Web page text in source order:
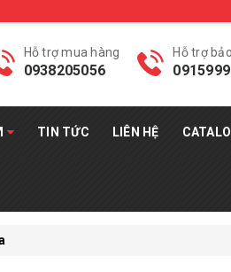
Hỗ trợ mua hàng
0938205056
Hỗ trợ
TIN TỨC LIÊN HỆ